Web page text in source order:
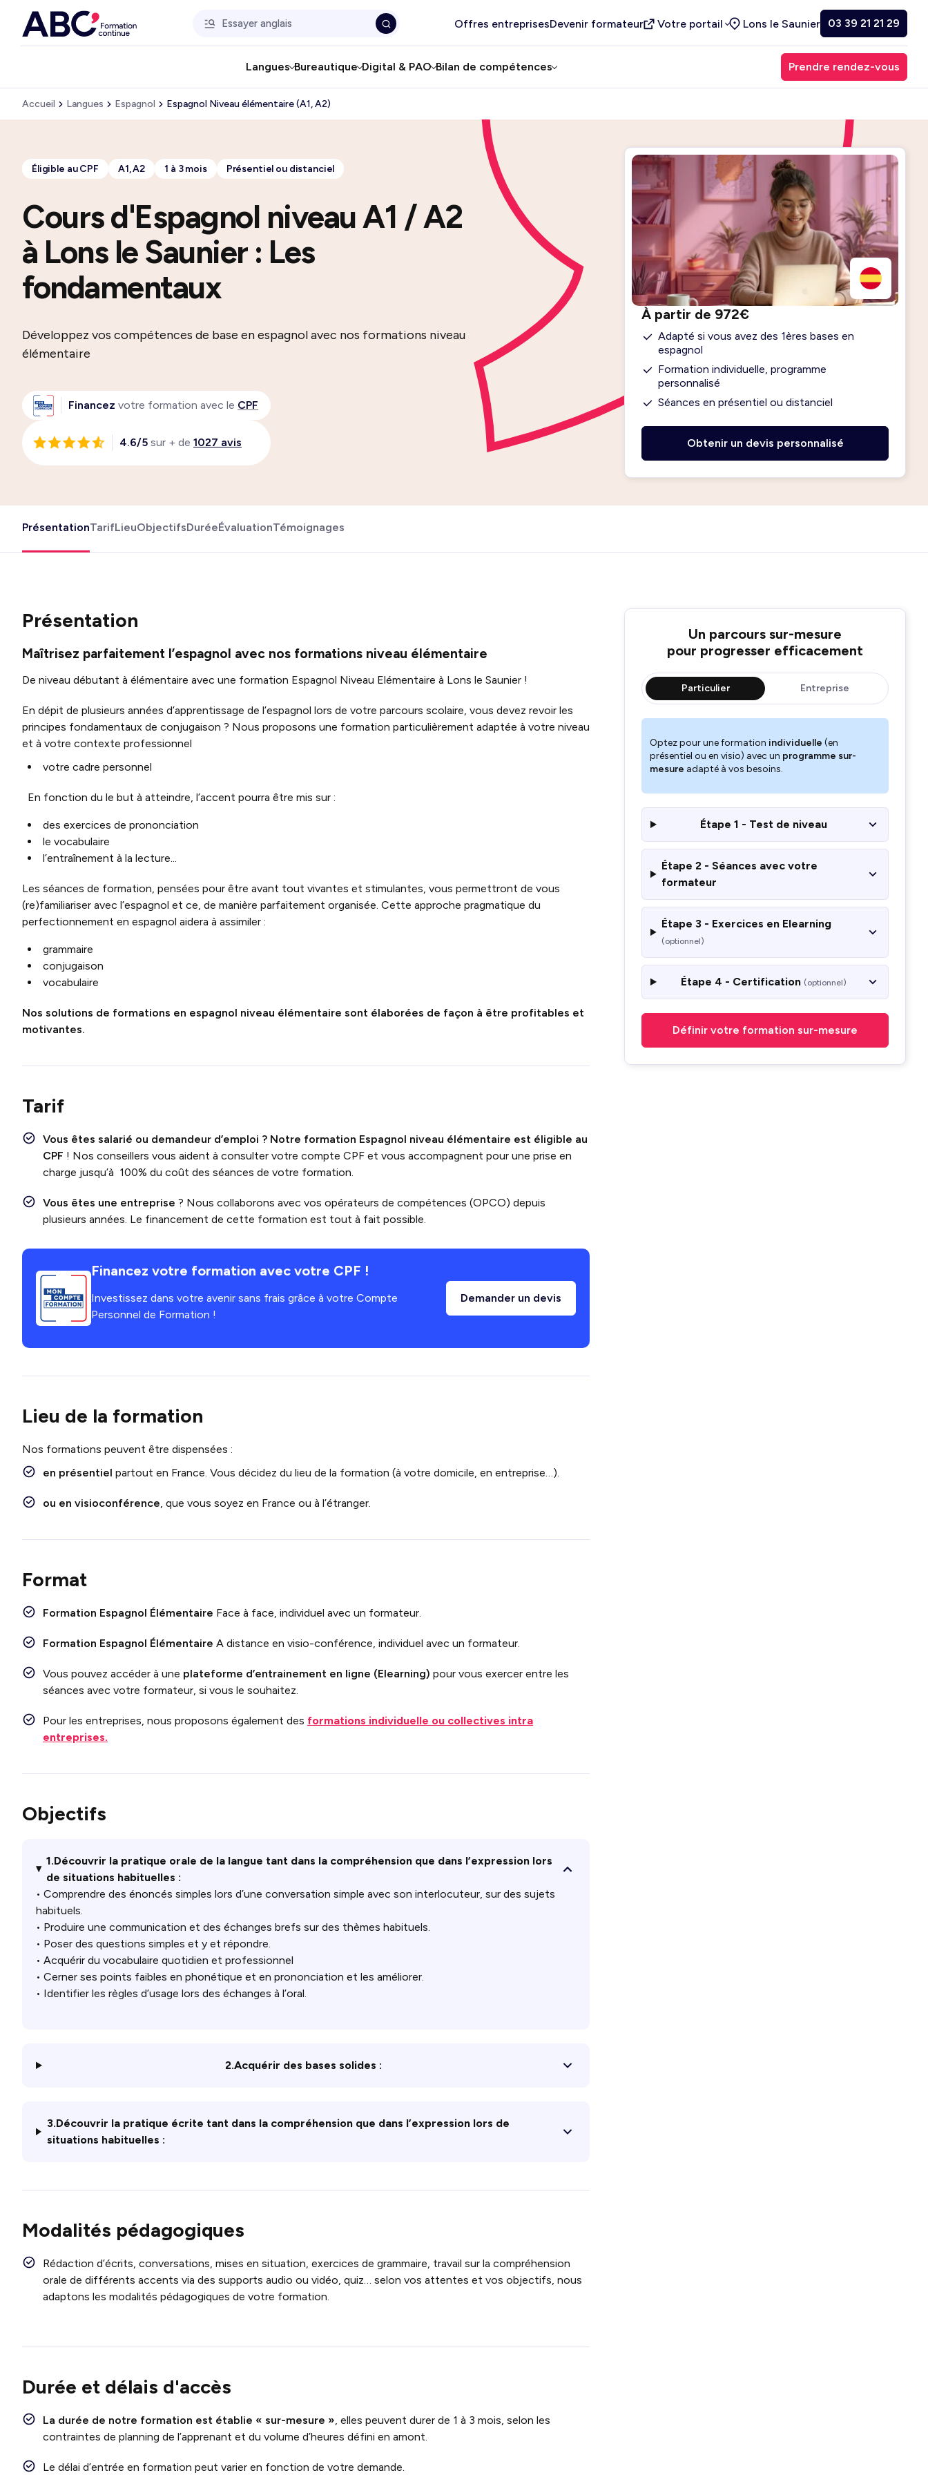
Offres entreprisesDevenir formateur Votre portail Lons le Saunier 03 39 21 21 29
Langues Bureautique Digital & PAO Bilan de compétences Prendre rendez-vous
Accueil Langues Espagnol Espagnol Niveau élémentaire (A1, A2)
Cours d'Espagnol niveau A1 / A2
à Lons le Saunier : Les
fondamentaux
Éligible au CPF A1, A2 1 à 3 mois Présentiel ou distanciel
Développez vos compétences de base en espagnol avec nos formations niveau
élémentaire
Financez votre formation avec le CPF
4.6/5 sur + de 1027 avis
À partir de 972€
Adapté si vous avez des 1ères bases en
espagnol
Formation individuelle, programme
personnalisé
Séances en présentiel ou distanciel
Obtenir un devis personnalisé
PrésentationTarifLieuObjectifsDuréeÉvaluationTémoignages
Un parcours sur-mesure
pour progresser efficacement
Particulier Entreprise
Optez pour une formation individuelle (en
présentiel ou en visio) avec un programme sur-
mesure adapté à vos besoins.
Étape 1 - Test de niveau
Étape 2 - Séances avec votre
formateur
Étape 3 - Exercices en Elearning
(optionnel)
Étape 4 - Certification (optionnel)
Définir votre formation sur-mesure
Présentation
Maîtrisez parfaitement l’espagnol avec nos formations niveau élémentaire
De niveau débutant à élémentaire avec une formation Espagnol Niveau Elémentaire à Lons le Saunier !
En dépit de plusieurs années d’apprentissage de l’espagnol lors de votre parcours scolaire, vous devez revoir les
principes fondamentaux de conjugaison ? Nous proposons une formation particulièrement adaptée à votre niveau
et à votre contexte professionnel
votre cadre personnel
En fonction du le but à atteindre, l’accent pourra être mis sur :
des exercices de prononciation
le vocabulaire
l’entraînement à la lecture...
Les séances de formation, pensées pour être avant tout vivantes et stimulantes, vous permettront de vous
(re)familiariser avec l’espagnol et ce, de manière parfaitement organisée. Cette approche pragmatique du
perfectionnement en espagnol aidera à assimiler :
grammaire
conjugaison
vocabulaire
Nos solutions de formations en espagnol niveau élémentaire sont élaborées de façon à être profitables et
motivantes.
Tarif
Vous êtes salarié ou demandeur d’emploi ? Notre formation Espagnol niveau élémentaire est éligible au
CPF ! Nos conseillers vous aident à consulter votre compte CPF et vous accompagnent pour une prise en
charge jusqu’à 100% du coût des séances de votre formation.
Vous êtes une entreprise ? Nous collaborons avec vos opérateurs de compétences (OPCO) depuis
plusieurs années. Le financement de cette formation est tout à fait possible.
Financez votre formation avec votre CPF !
Investissez dans votre avenir sans frais grâce à votre Compte
Personnel de Formation !
Demander un devis
Lieu de la formation
Nos formations peuvent être dispensées :
en présentiel partout en France. Vous décidez du lieu de la formation (à votre domicile, en entreprise…).
ou en visioconférence, que vous soyez en France ou à l’étranger.
Format
Formation Espagnol Élémentaire Face à face, individuel avec un formateur.
Formation Espagnol Élémentaire A distance en visio-conférence, individuel avec un formateur.
Vous pouvez accéder à une plateforme d’entrainement en ligne (Elearning) pour vous exercer entre les
séances avec votre formateur, si vous le souhaitez.
Pour les entreprises, nous proposons également des formations individuelle ou collectives intra
entreprises.
Objectifs
1.Découvrir la pratique orale de la langue tant dans la compréhension que dans l’expression lors
de situations habituelles :
• Comprendre des énoncés simples lors d’une conversation simple avec son interlocuteur, sur des sujets
habituels.
• Produire une communication et des échanges brefs sur des thèmes habituels.
• Poser des questions simples et y et répondre.
• Acquérir du vocabulaire quotidien et professionnel
• Cerner ses points faibles en phonétique et en prononciation et les améliorer.
• Identifier les règles d’usage lors des échanges à l’oral.
2.Acquérir des bases solides :
3.Découvrir la pratique écrite tant dans la compréhension que dans l’expression lors de
situations habituelles :
Modalités pédagogiques
Rédaction d’écrits, conversations, mises en situation, exercices de grammaire, travail sur la compréhension
orale de différents accents via des supports audio ou vidéo, quiz… selon vos attentes et vos objectifs, nous
adaptons les modalités pédagogiques de votre formation.
Durée et délais d'accès
La durée de notre formation est établie « sur-mesure », elles peuvent durer de 1 à 3 mois, selon les
contraintes de planning de l’apprenant et du volume d’heures défini en amont.
Le délai d’entrée en formation peut varier en fonction de votre demande.